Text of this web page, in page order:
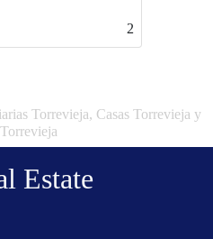
Torrevieja, Casas Torrevieja y
Estate